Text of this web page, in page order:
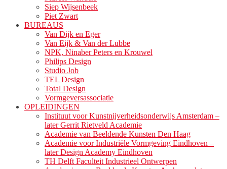
Siep Wijsenbeek
Piet Zwart
BUREAUS
Van Dijk en Eger
Van Eijk & Van der Lubbe
NPK, Ninaber Peters en Krouwel
Philips Design
Studio Job
TEL Design
Total Design
Vormgeversassociatie
OPLEIDINGEN
Instituut voor Kunstnijverheidsonderwijs Amsterdam –
later Gerrit Rietveld Academie
Academie van Beeldende Kunsten Den Haag
Academie voor Industriële Vormgeving Eindhoven –
later Design Academy Eindhoven
TH Delft Faculteit Industrieel Ontwerpen